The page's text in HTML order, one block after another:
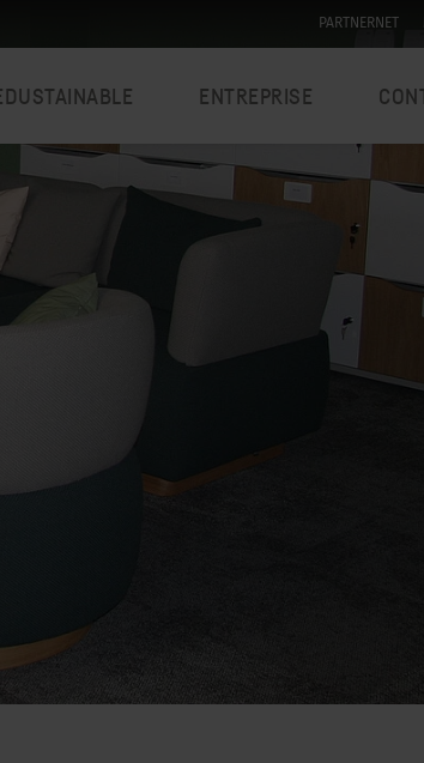
PARTNERNET
ENTREPRISE